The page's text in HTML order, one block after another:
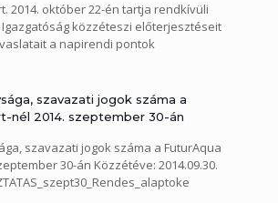
2014. október 22-én tartja rendkívüli
közzéteszi előterjesztéseit
a napirendi pontok
szavazati jogok száma a
nél 2014. szeptember 30-án
szavazati jogok száma a FuturAqua
30-án Közzétéve: 2014.09.30.